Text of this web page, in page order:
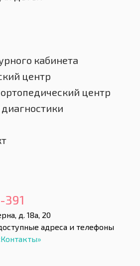
кабинета
центр
центр
391
д. 18а, 20
адреса и телефоны